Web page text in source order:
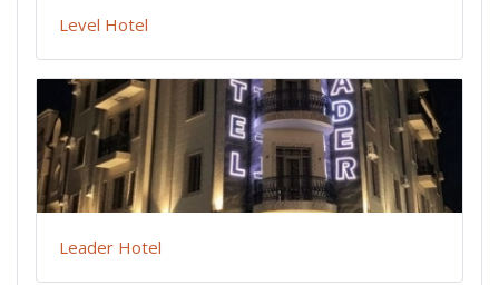
Level Hotel
Leader Hotel